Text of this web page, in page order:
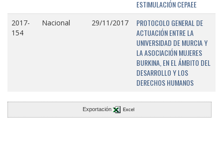
ESTIMULACIÓN CEPAEE
2017-
154
Nacional 29/11/2017
PROTOCOLO GENERAL DE
ACTUACIÓN ENTRE LA
UNIVERSIDAD DE MURCIA Y
LA ASOCIACIÓN MUJERES
BURKINA, EN EL ÁMBITO DEL
DESARROLLO Y LOS
DERECHOS HUMANOS
Exportación Excel